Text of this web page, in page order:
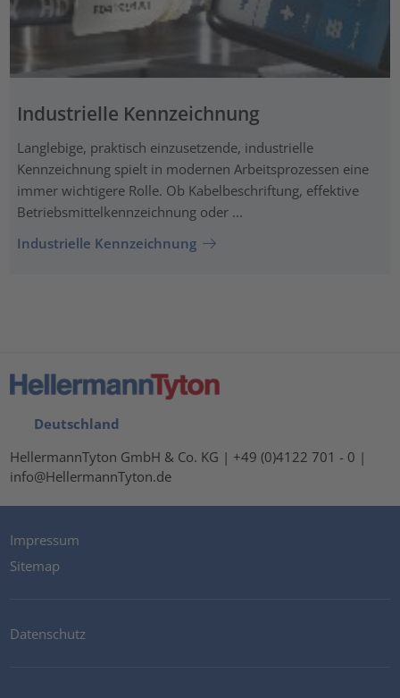
Industrielle Kennzeichnung
Langlebige, praktisch einzusetzende, industrielle
Kennzeichnung spielt in modernen Arbeitsprozessen eine
immer wichtigere Rolle. Ob Kabelbeschriftung, effektive
Betriebsmittelkennzeichnung oder ...
Industrielle Kennzeichnung
Deutschland
HellermannTyton GmbH & Co. KG | +49 (0)4122 701 - 0 |
info@HellermannTyton.de
Impressum
Sitemap
Datenschutz